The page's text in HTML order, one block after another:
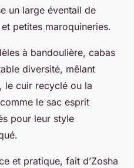
un large éventail de
petites maroquineries.
à bandoulière, cabas
diversité, mêlant
le cuir recyclé ou la
le sac esprit
pour leur style
et pratique, fait d’Zosha